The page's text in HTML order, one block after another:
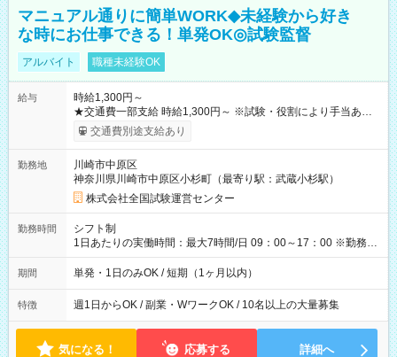
マニュアル通りに簡単WORK◆未経験から好き
な時にお仕事できる！単発OK◎試験監督
アルバイト 職種未経験OK
給与
時給1,300円～
★交通費一部支給 時給1,300円～ ※試験・役割により手当あり
※勤務回数により昇給あり 【即給（前払い）オプションあ
り！】 希望される場合、勤務から1週間ほどで給与の一部を受け
例】 ・河合塾模擬試験 8:30～17:30（休憩1時間） 時給1,300円
×8時間＝日収10,400円＋交通費 ※当日の役割により時給＋100
円の場合あり ・国家試験 7:00～13:30（休憩なし） 時給1,300
円（役割手当＋100円）×6時間＝日収8,400円＋交通費 【試用期
間】試用期間なし
交通費別途支給あり
勤務地
川崎市中原区
神奈川県川崎市中原区小杉町（最寄り駅：武蔵小杉駅）
株式会社全国試験運営センター
勤務時間
シフト制
1日あたりの実働時間：最大7時間/日 09：00～17：00 ※勤務時
間は 試験により異なります。
期間 単発・1日のみOK / 短期（1ヶ月以内）
特徴 週1日からOK / 副業・WワークOK / 10名以上の大量募集
気になる！ 応募する 詳細へ